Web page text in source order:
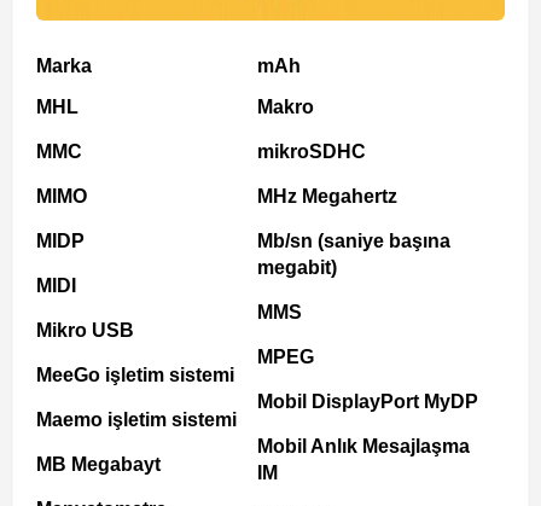
Marka
MHL
MMC
MIMO
MIDP
MIDI
Mikro USB
MeeGo işletim sistemi
Maemo işletim sistemi
MB Megabayt
mAh
Makro
mikroSDHC
MHz Megahertz
Mb/sn (saniye başına
megabit)
MMS
MPEG
Mobil DisplayPort MyDP
Mobil Anlık Mesajlaşma
IM